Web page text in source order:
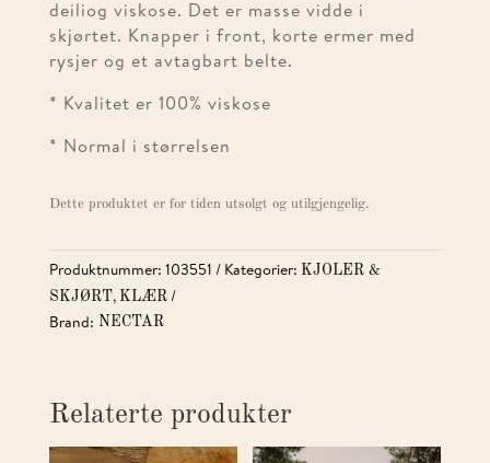
deiliog viskose. Det er masse vidde i
skjørtet. Knapper i front, korte ermer med
rysjer og et avtagbart belte.
* Kvalitet er 100% viskose
* Normal i størrelsen
Dette produktet er for tiden utsolgt og utilgjengelig.
Produktnummer: 103551 Kategorier: KJOLER &
SKJØRT, KLÆR
Brand: NECTAR
Relaterte produkter